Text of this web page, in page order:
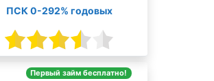
ПСК 0-292% годовых
Первый займ бесплатно!